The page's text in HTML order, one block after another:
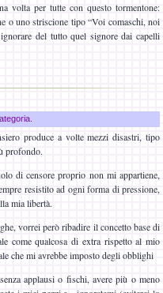
volta per tutte con questo tormentone:
o uno striscione tipo “Voi comaschi, noi
del tutto quel signore dai capelli
produce a volte mezzi disastri, tipo
profondo.
di censore proprio non mi appartiene,
resistito ad ogni forma di pressione,
mia libertà.
vorrei però ribadire il concetto base di
come qualcosa di extra rispetto al mio
che mi avrebbe imposto degli obblighi
applausi o fischi, avere più o meno